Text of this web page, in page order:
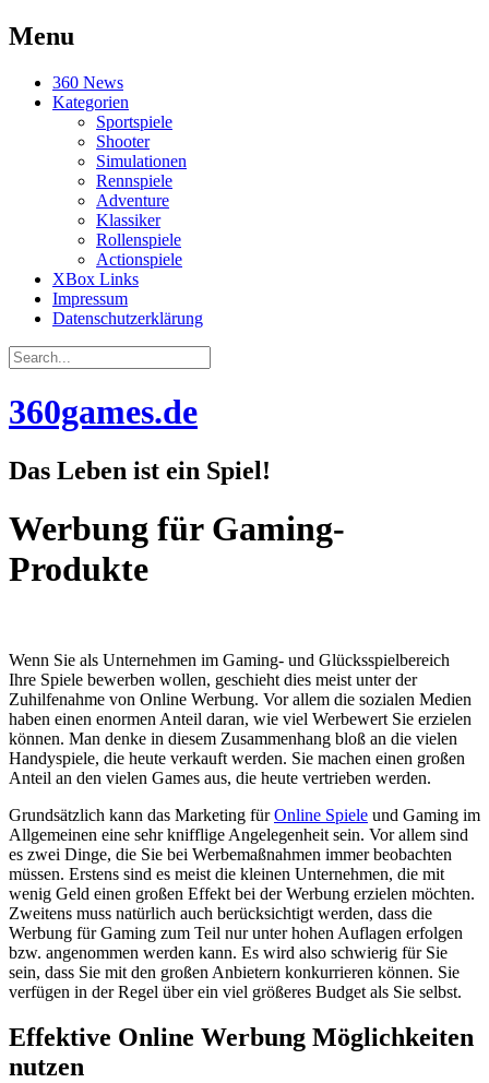
Menu
Skip
360 News
Kategorien
Sportspiele
Shooter
Simulationen
Rennspiele
Adventure
Klassiker
Rollenspiele
Actionspiele
XBox Links
Impressum
Datenschutzerklärung
Search
for:
360games.de
Das Leben ist ein Spiel!
Werbung für Gaming-
Produkte
Wenn Sie als Unternehmen im Gaming- und Glücksspielbereich
Ihre Spiele bewerben wollen, geschieht dies meist unter der
Zuhilfenahme von Online Werbung. Vor allem die sozialen Medien
haben einen enormen Anteil daran, wie viel Werbewert Sie erzielen
können. Man denke in diesem Zusammenhang bloß an die vielen
Handyspiele, die heute verkauft werden. Sie machen einen großen
Anteil an den vielen Games aus, die heute vertrieben werden.
Grundsätzlich kann das Marketing fürOnline Spiele und Gaming im
Allgemeinen eine sehr knifflige Angelegenheit sein. Vor allem sind
es zwei Dinge, die Sie bei Werbemaßnahmen immer beobachten
müssen. Erstens sind es meist die kleinen Unternehmen, die mit
wenig Geld einen großen Effekt bei der Werbung erzielen möchten.
Zweitens muss natürlich auch berücksichtigt werden, dass die
Werbung für Gaming zum Teil nur unter hohen Auflagen erfolgen
bzw. angenommen werden kann. Es wird also schwierig für Sie
sein, dass Sie mit den großen Anbietern konkurrieren können. Sie
verfügen in der Regel über ein viel größeres Budget als Sie selbst.
Effektive Online Werbung Möglichkeiten
nutzen